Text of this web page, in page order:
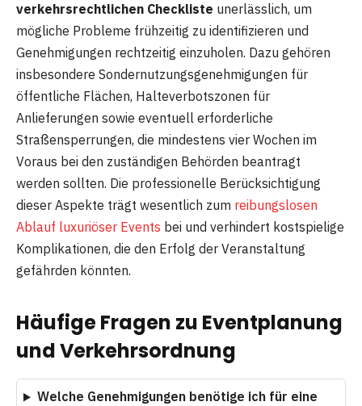
verkehrsrechtlichen Checkliste unerlässlich, um
mögliche Probleme frühzeitig zu identifizieren und
Genehmigungen rechtzeitig einzuholen. Dazu gehören
insbesondere Sondernutzungsgenehmigungen für
öffentliche Flächen, Halteverbotszonen für
Anlieferungen sowie eventuell erforderliche
Straßensperrungen, die mindestens vier Wochen im
Voraus bei den zuständigen Behörden beantragt
werden sollten. Die professionelle Berücksichtigung
dieser Aspekte trägt wesentlich zum reibungslosen
Ablauf luxuriöser Events bei und verhindert kostspielige
Komplikationen, die den Erfolg der Veranstaltung
gefährden könnten.
Häufige Fragen zu Eventplanung
und Verkehrsordnung
Welche Genehmigungen benötige ich für eine